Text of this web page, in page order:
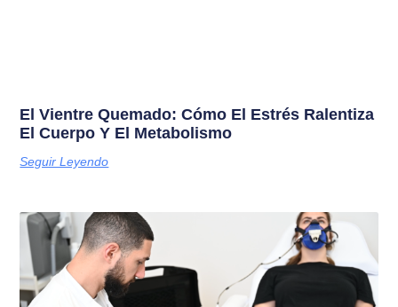
El Vientre Quemado: Cómo El Estrés Ralentiza
El Cuerpo Y El Metabolismo
Seguir Leyendo